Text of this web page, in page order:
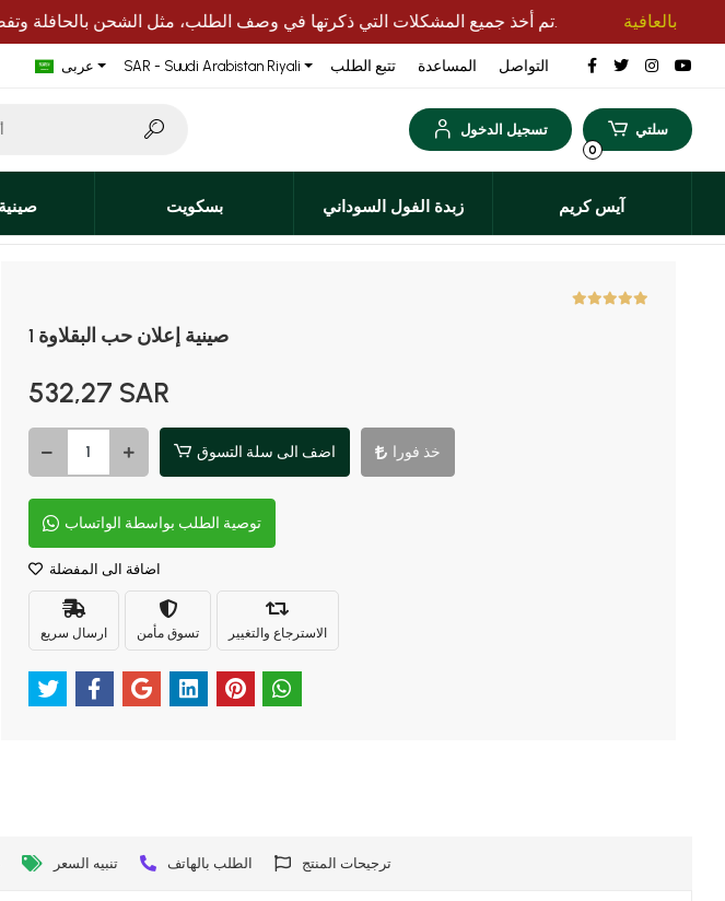
تم أخذ جميع المشكلات التي ذكرتها في وصف الطلب، مثل الشحن بالحافلة وتفضيلات التغليف، بعناية.
عربى SAR - Suudi Arabistan Riyali تتبع الطلب المساعدة التواصل
تسجيل الدخول
0
سلتي
بسكويت زبدة الفول السوداني آيس كريم
1 صينية إعلان حب البقلاوة
532,27 SAR
اضف الى سلة التسوق خذ فورا
توصية الطلب بواسطة الواتساب
اضافة الى المفضلة
ارسال سريع تسوق مأمن الاسترجاع والتغيير
تنبيه السعر الطلب بالهاتف ترجيحات المنتج